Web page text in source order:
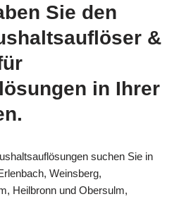
Sie den
&
in Ihrer
suchen Sie in
Weinsberg,
Heilbronn und Obersulm,